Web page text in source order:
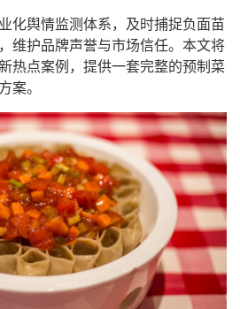
化舆情监测体系，及时捕捉负面苗
维护品牌声誉与市场信任。本文将
热点案例，提供一套完整的预制菜
案。